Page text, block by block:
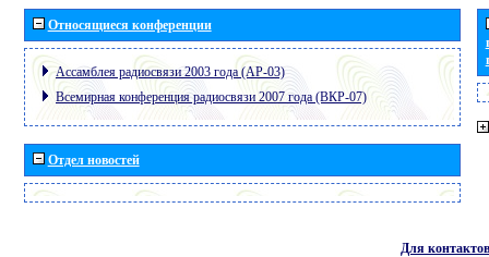
Относящиеся конференции
Ассамблея радиосвязи 2003 года (АР-03)
Всемирная конференция радиосвязи 2007 года (ВКР-07)
Отдел новостей
Для контактов